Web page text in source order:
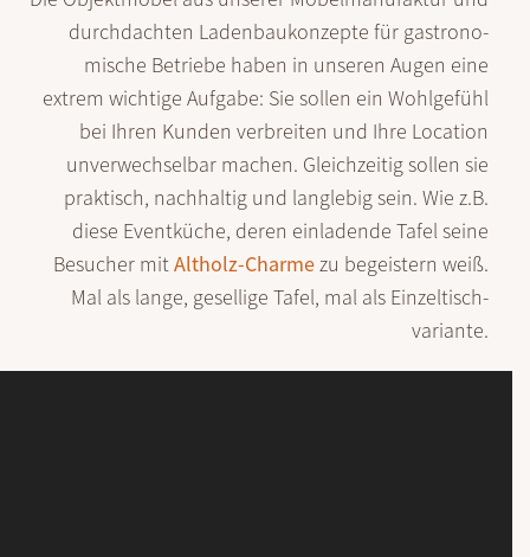
durch­dachten Laden­bau­konzepte für gastro­no­
mische Betriebe haben in unseren Augen eine
extrem wichtige Auf­gabe: Sie sollen ein Wohl­gefühl
bei Ihren Kunden ver­breiten und Ihre Location
unver­wechsel­bar machen. Gleich­zeitig sollen sie
prak­tisch, nach­haltig und lang­lebig sein. Wie z.B.
diese Event­küche, deren einla­dende Tafel seine
Besucher mitAlt­holz-Charmezu begei­stern weiß.
Mal als lange, gesel­lige Tafel, mal als Einzel­tisch­
variante.